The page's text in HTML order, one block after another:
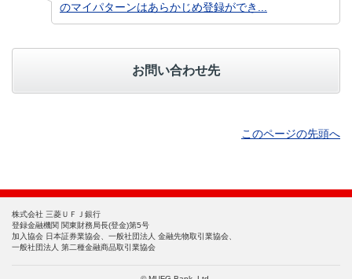
のマイパターンはあらかじめ登録ができ...
お問い合わせ先
このページの先頭へ
株式会社 三菱ＵＦＪ銀行
登録金融機関 関東財務局長(登金)第5号
加入協会 日本証券業協会、一般社団法人 金融先物取引業協会、
一般社団法人 第二種金融商品取引業協会